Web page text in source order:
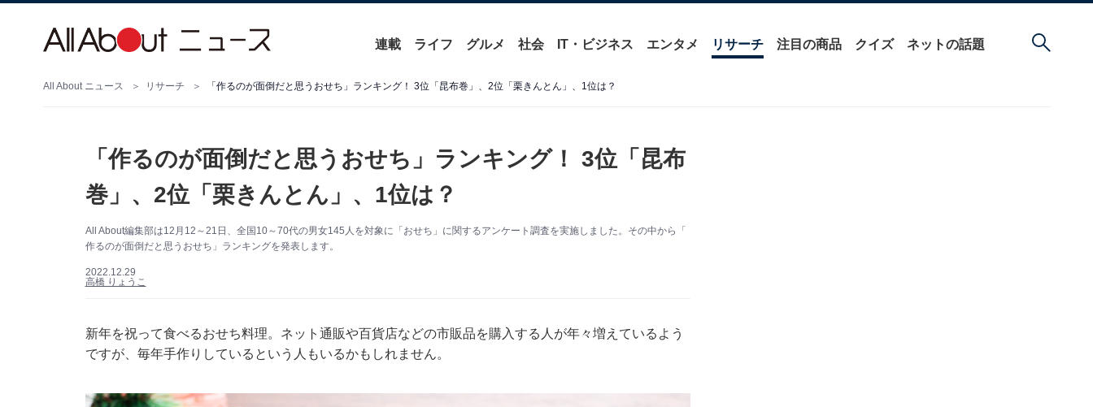
連載 ライフ グルメ 社会 IT・ビジネス エンタメ リサーチ 注目の商品 クイズ ネットの話題
All About ニュース リサーチ 「作るのが面倒だと思うおせち」ランキング！ 3位「昆布巻」、2位「栗きんとん」、1位は？
「作るのが面倒だと思うおせち」ランキング！ 3位「昆布
巻」、2位「栗きんとん」、1位は？
All About編集部は12月12～21日、全国10～70代の男女145人を対象に「おせち」に関するアンケート調査を実施しました。その中から「
作るのが面倒だと思うおせち」ランキングを発表します。
2022.12.29
高橋 りょうこ
新年を祝って食べるおせち料理。ネット通販や百貨店などの市販品を購入する人が年々増えているよう
ですが、毎年手作りしているという人もいるかもしれません。